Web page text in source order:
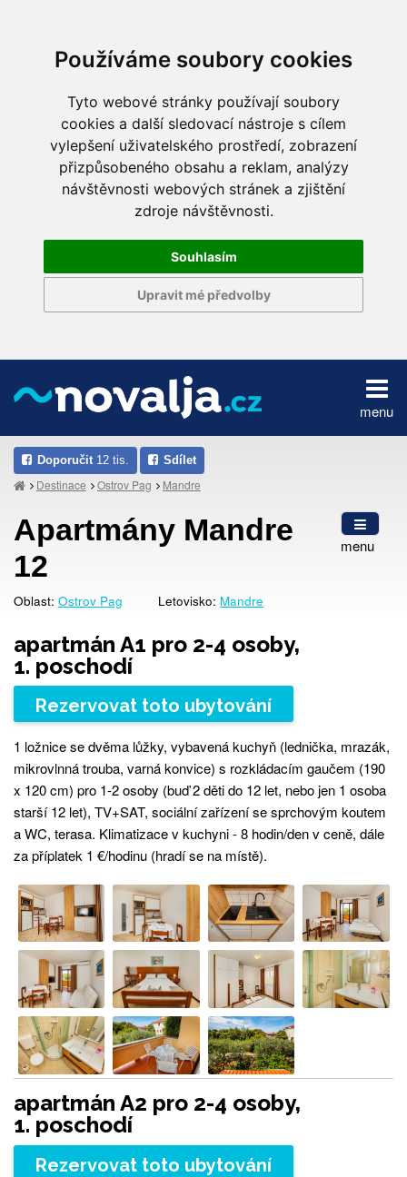
Používáme soubory cookies
Tyto webové stránky používají soubory
cookies a další sledovací nástroje s cílem
vylepšení uživatelského prostředí, zobrazení
přizpůsobeného obsahu a reklam, analýzy
návštěvnosti webových stránek a zjištění
zdroje návštěvnosti.
Souhlasím
Upravit mé předvolby
menu
Doporučit 12 tis. Sdílet
Destinace Ostrov Pag Mandre
menu
Apartmány Mandre
12
Oblast: Ostrov Pag Letovisko: Mandre
apartmán A1 pro 2-4 osoby,
1. poschodí
Rezervovat toto ubytování
1 ložnice se dvěma lůžky, vybavená kuchyň (lednička, mrazák,
mikrovlnná trouba, varná konvice) s rozkládacím gaučem (190
x 120 cm) pro 1-2 osoby (buď 2 děti do 12 let, nebo jen 1 osoba
starší 12 let), TV+SAT, sociální zařízení se sprchovým koutem
a WC, terasa. Klimatizace v kuchyni - 8 hodin/den v ceně, dále
za příplatek 1 €/hodinu (hradí se na místě).
apartmán A2 pro 2-4 osoby,
1. poschodí
Rezervovat toto ubytování